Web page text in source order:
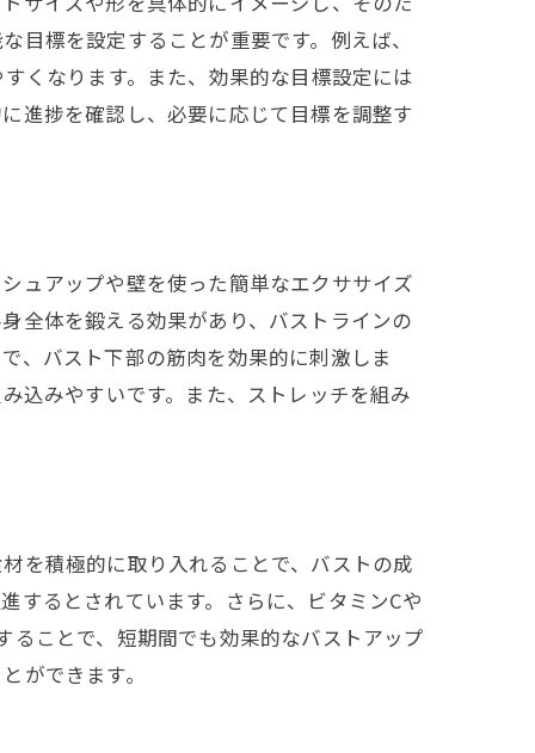
標を設定することが重要です。例えば、
くなります。また、効果的な目標設定には
進捗を確認し、必要に応じて目標を調整す
ュアップや壁を使った簡単なエクササイズ
全体を鍛える効果があり、バストラインの
、バスト下部の筋肉を効果的に刺激しま
込みやすいです。また、ストレッチを組み
を積極的に取り入れることで、バストの成
するとされています。さらに、ビタミンCや
ことで、短期間でも効果的なバストアップ
ができます。